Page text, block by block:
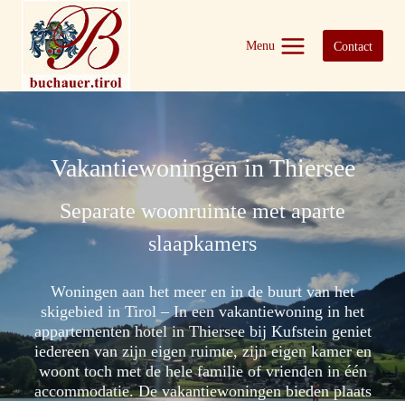
Doorgaan
inhoud
Menu Contact
Vakantiewoningen in Thiersee
Separate woonruimte met aparte
slaapkamers
Woningen aan het meer en in de buurt van het
skigebied in Tirol – In een vakantiewoning in het
appartementen hotel in Thiersee bij Kufstein geniet
iedereen van zijn eigen ruimte, zijn eigen kamer en
woont toch met de hele familie of vrienden in één
accommodatie. De vakantiewoningen bieden plaats